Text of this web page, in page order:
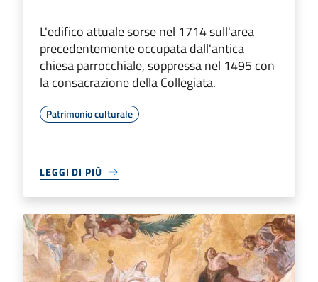
L'edifico attuale sorse nel 1714 sull'area
precedentemente occupata dall'antica
chiesa parrocchiale, soppressa nel 1495 con
la consacrazione della Collegiata.
Patrimonio culturale
LEGGI DI PIÙ